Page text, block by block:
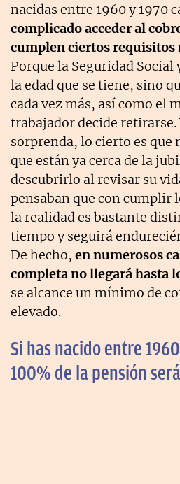
nacidas entre 1960 y 1970
complicado acceder al
cumplen ciertos requisitos
Porque la Seguridad Social
la edad que se tiene, sino
cada vez más, así como el
trabajador decide retirarse.
sorprenda, lo cierto es que
que están ya cerca de la
descubrirlo al revisar su
pensaban que con cumplir
la realidad es bastante
tiempo y seguirá
De hecho, en numerosos
completa no llegará hasta
se alcance un mínimo de
elevado.
Si has nacido entre
100% de la pensión